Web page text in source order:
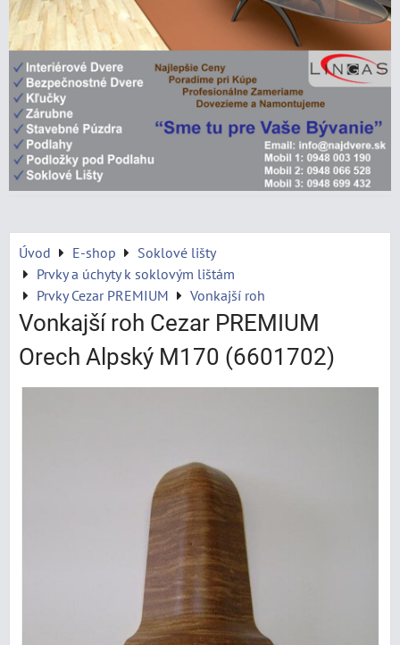
Úvod E-shop
Soklové lišty
Prvky a úchyty k soklovým lištám
Prvky Cezar PREMIUM
Vonkajší roh
Vonkajší roh Cezar PREMIUM
Orech Alpský M170 (6601702)